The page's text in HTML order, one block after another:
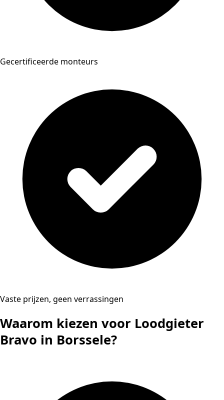
Gecertificeerde monteurs
Vaste prijzen, geen verrassingen
Waarom kiezen voor Loodgieter
Bravo in Borssele?